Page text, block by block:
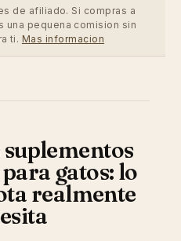
de afiliado. Si compras a
pequena comision sin
ti. Mas informacion
gatos: lo
realmente